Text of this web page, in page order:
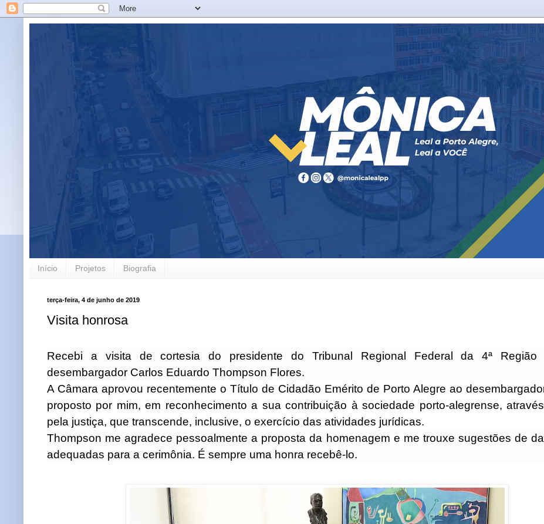
Início Projetos Biografia
terça-feira, 4 de junho de 2019
Visita honrosa
Recebi a visita de cortesia do presidente do Tribunal Regional Federal da 4ª Região
desembargador Carlos Eduardo Thompson Flores.
A Câmara aprovou recentemente o Título de Cidadão Emérito de Porto Alegre ao
proposto por mim, em reconhecimento a suacontribuição à sociedade porto-alegrense,
pela justiça, que transcende, inclusive, o exercício das atividades jurídicas.
Thompson me agradece pessoalmente a proposta da homenagem e me trouxe sugestões de
adequadas para a cerimônia. É sempre uma honra recebê-lo.